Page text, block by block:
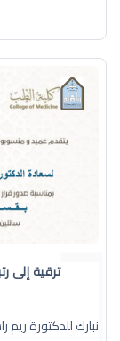
ترقية إلى
نبارك للدكتورة